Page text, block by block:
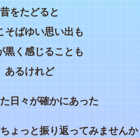
昔をたどると
そばゆい思い出も
黒く感じることも
あるけれど
日々が確かにあった
ょっと振り返ってみません